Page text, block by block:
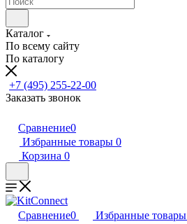
Каталог
По всему сайту
По каталогу
+7 (495) 255-22-00
Заказать звонок
Сравнение0
Избранные товары 0
Корзина 0
Сравнение0 Избранные товары